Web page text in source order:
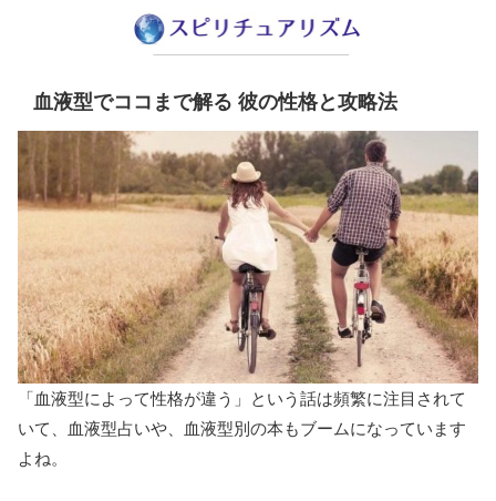
血液型でココまで解る 彼の性格と攻略法
「血液型によって性格が違う」という話は頻繁に注目されて
いて、血液型占いや、血液型別の本もブームになっています
よね。